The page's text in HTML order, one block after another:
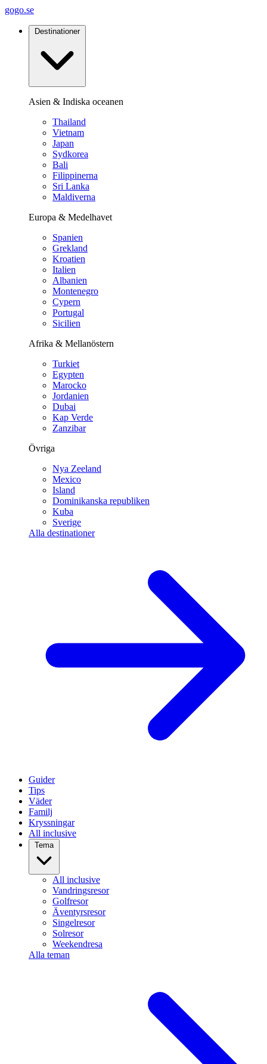
gogo.se
Destinationer
Asien & Indiska oceanen
Thailand
Vietnam
Japan
Sydkorea
Bali
Filippinerna
Sri Lanka
Maldiverna
Europa & Medelhavet
Spanien
Grekland
Kroatien
Italien
Albanien
Montenegro
Cypern
Portugal
Sicilien
Afrika & Mellanöstern
Turkiet
Egypten
Marocko
Jordanien
Dubai
Kap Verde
Zanzibar
Övriga
Nya Zeeland
Mexico
Island
Dominikanska republiken
Kuba
Sverige
Alla destinationer
Guider
Tips
Väder
Familj
Kryssningar
All inclusive
Tema
All inclusive
Vandringsresor
Golfresor
Äventyrsresor
Singelresor
Solresor
Weekendresa
Alla teman